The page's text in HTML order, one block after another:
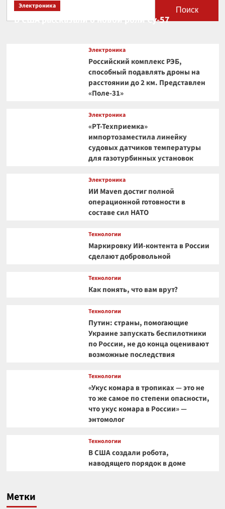
Поиск
Электроника
В США рассказали о новой роли Су-57
Электроника
Российский комплекс РЭБ,
способный подавлять дроны на
расстоянии до 2 км. Представлен
«Поле-31»
Электроника
«РТ-Техприемка»
импортозаместила линейку
судовых датчиков температуры
для газотурбинных установок
Электроника
ИИ Maven достиг полной
операционной готовности в
составе сил НАТО
Технологии
Маркировку ИИ-контента в России
сделают добровольной
Технологии
Как понять, что вам врут?
Технологии
Путин: страны, помогающие
Украине запускать беспилотники
по России, не до конца оценивают
возможные последствия
Технологии
«Укус комара в тропиках — это не
то же самое по степени опасности,
что укус комара в России» —
энтомолог
Технологии
В США создали робота,
наводящего порядок в доме
Метки